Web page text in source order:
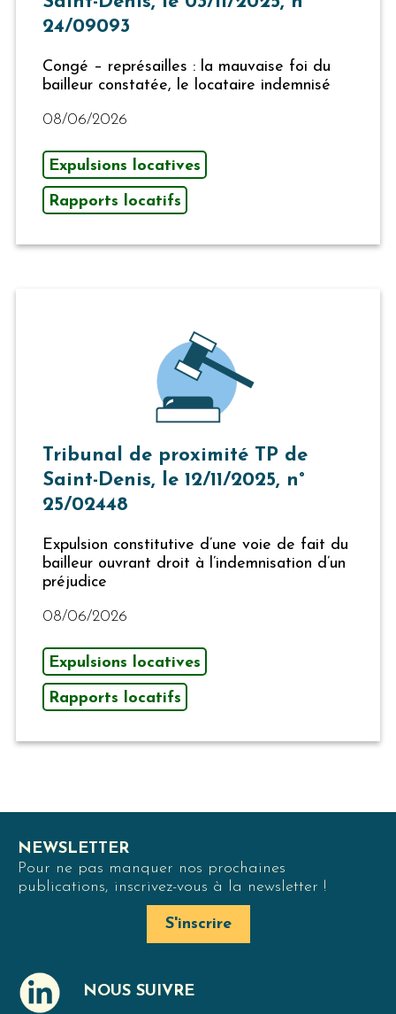
24/09093
Congé – représailles : la mauvaise foi du
bailleur constatée, le locataire indemnisé
08/06/2026
Expulsions locatives
Rapports locatifs
Tribunal de proximité TP de
Saint-Denis, le 12/11/2025, n°
25/02448
Expulsion constitutive d’une voie de fait du
bailleur ouvrant droit à l’indemnisation d’un
préjudice
08/06/2026
Expulsions locatives
Rapports locatifs
NEWSLETTER
Pour ne pas manquer nos prochaines
publications, inscrivez-vous à la newsletter !
S'inscrire
NOUS SUIVRE